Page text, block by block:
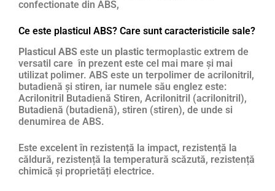
confectionate din ABS,
Ce este plasticul ABS? Care sunt caracteristicile sale?
Plasticul ABS este un plastic termoplastic extrem de
versatil care în prezent este cel mai mare și mai
utilizat polimer. ABS este un terpolimer de acrilonitril,
butadienă și stiren, iar numele său englez este:
Acrilonitril Butadienă Stiren, Acrilonitril (acrilonitril),
Butadienă (butadienă), stiren (stiren), de unde si
denumirea de ABS.
Este excelent în rezistență la impact, rezistență la
căldură, rezistență la temperatură scăzută, rezistență
chimică și proprietăți electrice.